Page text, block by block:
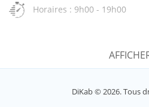
Horaires : 9h00 - 19h00
DiKab © 2026. Tous